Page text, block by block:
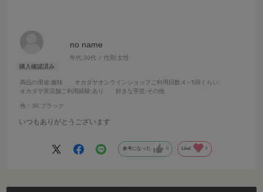
no name
年代:30代 性別:女性
商品の用途:趣味 オカダヤオンラインショップご利用回数:4～5回くらい
オカダヤ実店舗ご利用経験:あり 好きな手芸:その他
色：30.ブラック
いつもありがとうございます
参考になった 0 Like! 0